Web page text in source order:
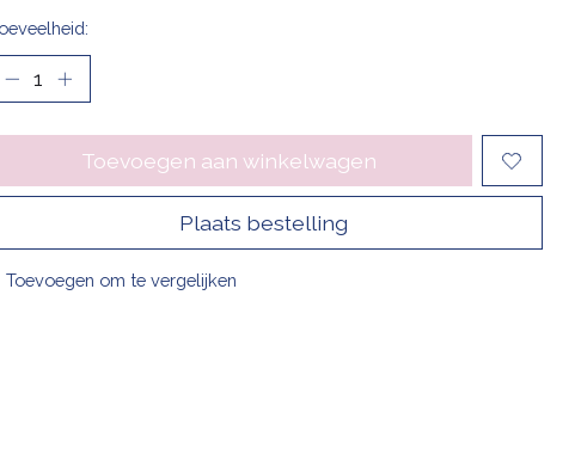
Toevoegen aan winkelwagen
Plaats bestelling
Toevoegen om te vergelijken